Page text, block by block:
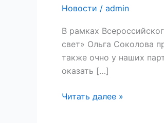
Новости / admin
В рамках
свет» Ольга Соколова
также очно у наших
оказать […]
марта
Читать далее »